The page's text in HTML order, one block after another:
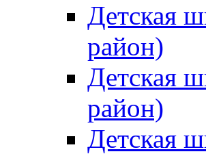
Детская
район)
Детская
район)
Детская